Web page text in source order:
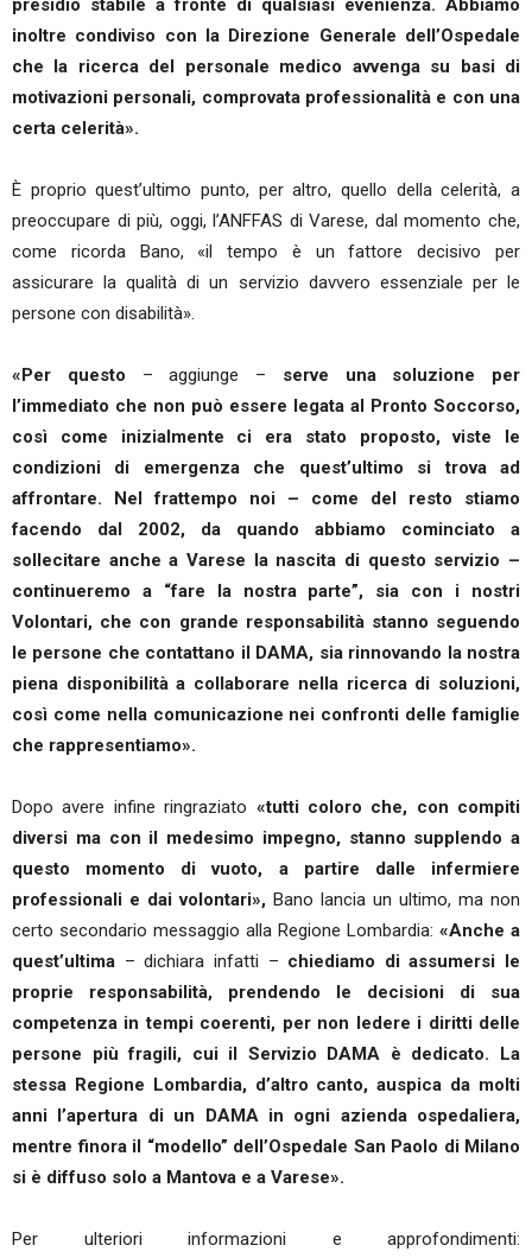
presidio stabile a fronte di qualsiasi evenienza. Abbiamo
inoltre condiviso con la Direzione Generale dell’Ospedale
che la ricerca del personale medico avvenga su basi di
motivazioni personali, comprovata professionalità e con una
certa celerità».
È proprio quest’ultimo punto, per altro, quello della celerità, a
preoccupare di più, oggi, l’ANFFAS di Varese, dal momento che,
come ricorda Bano, «il tempo è un fattore decisivo per
assicurare la qualità di un servizio davvero essenziale per le
persone con disabilità».
«Per questo – aggiunge – serve una soluzione per
l’immediato che non può essere legata al Pronto Soccorso,
così come inizialmente ci era stato proposto, viste le
condizioni di emergenza che quest’ultimo si trova ad
affrontare. Nel frattempo noi – come del resto stiamo
facendo dal 2002, da quando abbiamo cominciato a
sollecitare anche a Varese la nascita di questo servizio –
continueremo a “fare la nostra parte”, sia con i nostri
Volontari, che con grande responsabilità stanno seguendo
le persone che contattano il DAMA, sia rinnovando la nostra
piena disponibilità a collaborare nella ricerca di soluzioni,
così come nella comunicazione nei confronti delle famiglie
che rappresentiamo».
Dopo avere infine ringraziato «tutti coloro che, con compiti
diversi ma con il medesimo impegno, stanno supplendo a
questo momento di vuoto, a partire dalle infermiere
professionali e dai volontari», Bano lancia un ultimo, ma non
certo secondario messaggio alla Regione Lombardia: «Anche a
quest’ultima – dichiara infatti – chiediamo di assumersi le
proprie responsabilità, prendendo le decisioni di sua
competenza in tempi coerenti, per non ledere i diritti delle
persone più fragili, cui il Servizio DAMA è dedicato. La
stessa Regione Lombardia, d’altro canto, auspica da molti
anni l’apertura di un DAMA in ogni azienda ospedaliera,
mentre finora il “modello” dell’Ospedale San Paolo di Milano
si è diffuso solo a Mantova e a Varese».
Per ulteriori informazioni e approfondimenti: